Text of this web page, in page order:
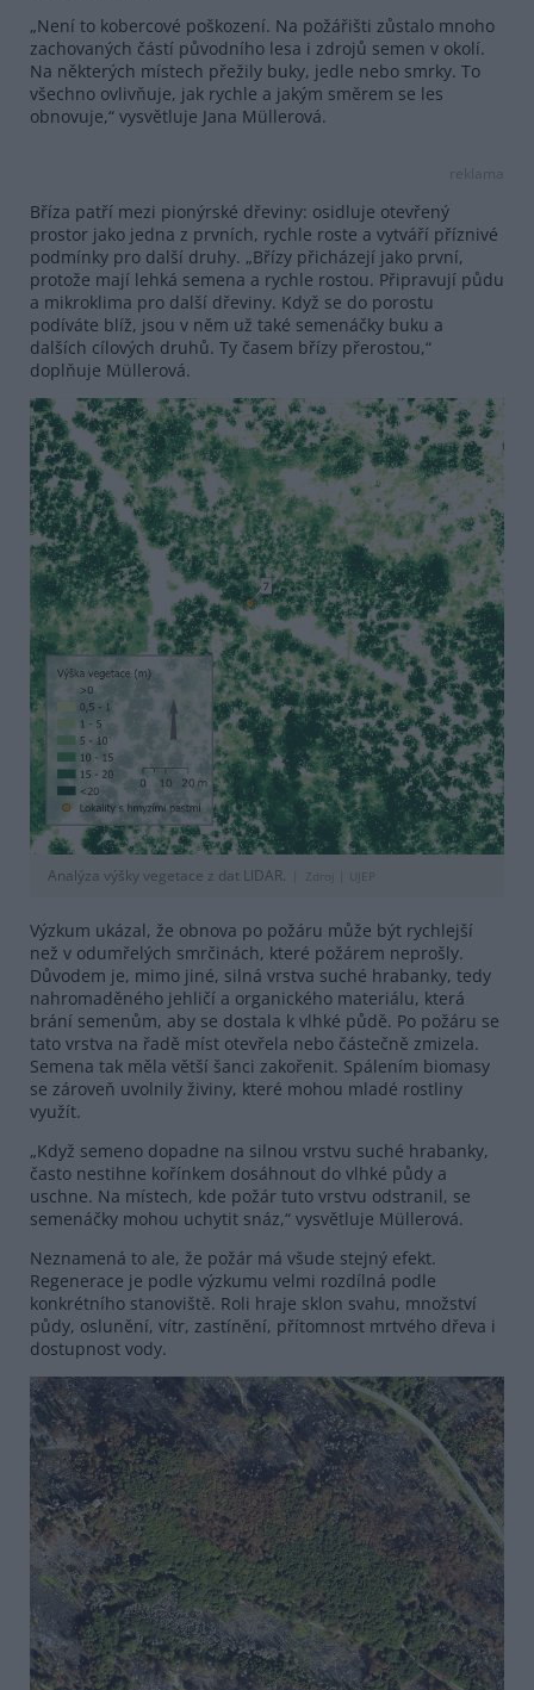
„Není to kobercové poškození. Na požářišti zůstalo mnoho
zachovaných částí původního lesa i zdrojů semen v okolí.
Na některých místech přežily buky, jedle nebo smrky. To
všechno ovlivňuje, jak rychle a jakým směrem se les
obnovuje,“ vysvětluje Jana Müllerová.
reklama
Bříza patří mezi pionýrské dřeviny: osidluje otevřený
prostor jako jedna z prvních, rychle roste a vytváří příznivé
podmínky pro další druhy. „Břízy přicházejí jako první,
protože mají lehká semena a rychle rostou. Připravují půdu
a mikroklima pro další dřeviny. Když se do porostu
podíváte blíž, jsou v něm už také semenáčky buku a
dalších cílových druhů. Ty časem břízy přerostou,“
doplňuje Müllerová.
Analýza výšky vegetace z dat LIDAR. Zdroj | UJEP
Výzkum ukázal, že obnova po požáru může být rychlejší
než v odumřelých smrčinách, které požárem neprošly.
Důvodem je, mimo jiné, silná vrstva suché hrabanky, tedy
nahromaděného jehličí a organického materiálu, která
brání semenům, aby se dostala k vlhké půdě. Po požáru se
tato vrstva na řadě míst otevřela nebo částečně zmizela.
Semena tak měla větší šanci zakořenit. Spálením biomasy
se zároveň uvolnily živiny, které mohou mladé rostliny
využít.
„Když semeno dopadne na silnou vrstvu suché hrabanky,
často nestihne kořínkem dosáhnout do vlhké půdy a
uschne. Na místech, kde požár tuto vrstvu odstranil, se
semenáčky mohou uchytit snáz,“ vysvětluje Müllerová.
Neznamená to ale, že požár má všude stejný efekt.
Regenerace je podle výzkumu velmi rozdílná podle
konkrétního stanoviště. Roli hraje sklon svahu, množství
půdy, oslunění, vítr, zastínění, přítomnost mrtvého dřeva i
dostupnost vody.